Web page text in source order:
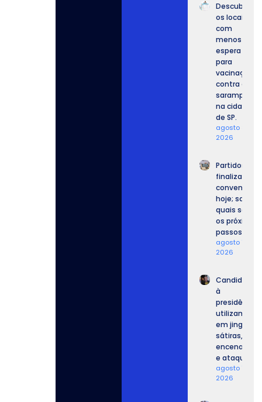
Descubra
os locais
com
menos
espera
para
vacinação
contra o
sarampo
na cidade
de SP.
agosto 8,
2026
Partidos
finalizam
convenções
hoje; saiba
quais serão
os próximos
passos.
agosto 7,
2026
Candidatos
à
presidência
utilizam IA
em jingles,
sátiras,
encenações
e ataques.
agosto 7,
2026